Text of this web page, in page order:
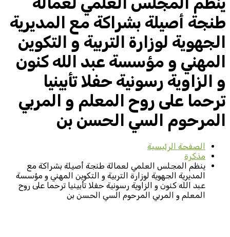
طنجة أصيلة بشراكة مع المديرية
الجهوية لوزارة التربية و التكوين
المهني و مؤسسة عبد الله كنون
و الزاوية رسونية حفلا تأبينيا
ترحما على روح المعلم و المربي
المرحوم السي الحسن بن
الصفحة الرئيسية
مذكرة
ينظم المجلس العلمي لعمالة طنجة أصيلة بشراكة مع
المديرية الجهوية لوزارة التربية و التكوين المهني و مؤسسة
عبد الله كنون و الزاوية رسونية حفلا تأبينيا ترحما على روح
المعلم و المربي المرحوم السي الحسن بن